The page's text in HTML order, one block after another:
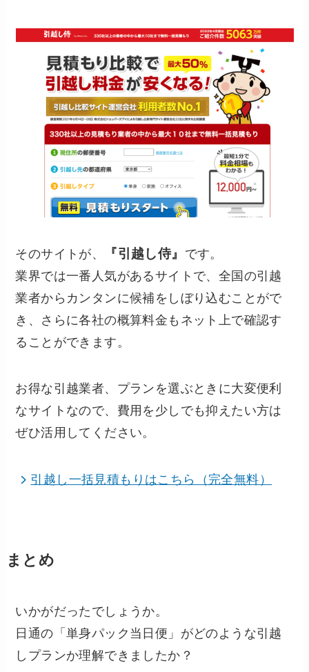
そのサイトが、 『引越し侍』 です。
業界では一番人気があるサイトで、全国の引越
業者からカンタンに候補をしぼり込むことがで
き、さらに各社の概算料金もネット上で確認す
ることができます。
お得な引越業者、プランを選ぶときに大変便利
なサイトなので、費用を少しでも抑えたい方は
ぜひ活用してください。
引越し一括見積もりはこちら（完全無料）
まとめ
いかがだったでしょうか。
日通の「単身パック当日便」がどのような引越
しプランか理解できましたか？